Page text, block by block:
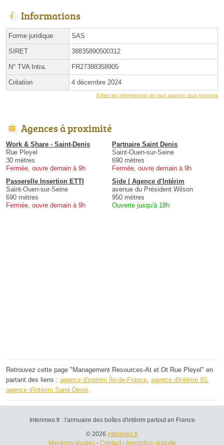
Informations
Forme juridique SAS
SIRET 38835890500312
N° TVA Intra. FR27388358905
Création 4 décembre 2024
Éditer les informations de mon agence tous secteurs
Agences à proximité
Work & Share - Saint-Denis
Rue Pleyel
30 mètres
Fermée, ouvre demain à 9h
Partnaire Saint Denis
Saint-Ouen-sur-Seine
690 mètres
Fermée, ouvre demain à 9h
Passerelle Insertion ETTI
Saint-Ouen-sur-Seine
690 mètres
Fermée, ouvre demain à 9h
Side | Agence d'Intérim
avenue du Président Wilson
950 mètres
Ouverte jusqu'à 18h
Retrouvez cette page "Management Resources-At et Ot Rue Pleyel" en
partant des liens : agence d'intérim Île-de-France, agence d'intérim 93,
agence d'intérim Saint-Denis.
Interimeo.fr : l'annuaire des boîtes d'intérim partout en France
© 2026 Interimeo.fr
Mentions légales- Contact- Inscription gratuite